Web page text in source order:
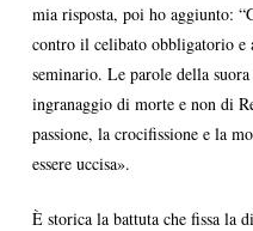
mia risposta, poi ho aggiunto:
contro il celibato obbligatorio e
seminario. Le parole della
ingranaggio di morte e non di
passione, la crocifissione e la
essere uccisa».
È storica la battuta che fissa la